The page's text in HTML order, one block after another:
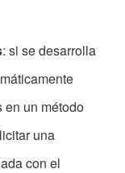
: si se desarrolla
en un método
una
con el